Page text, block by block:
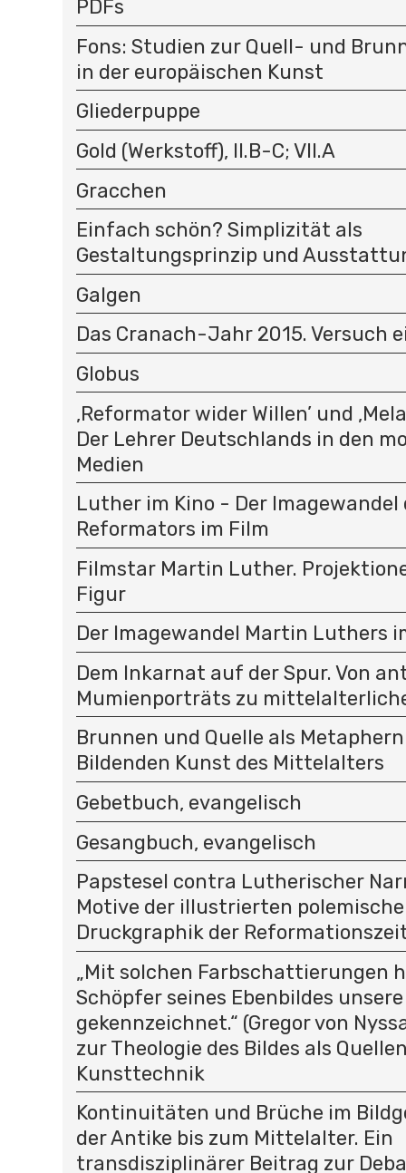
PDFs
Fons: Studien zur Quell- und
in der europäischen Kunst
Gliederpuppe
Gold (Werkstoff), II.B-C; VII.A
Gracchen
Einfach schön? Simplizität als
Gestaltungsprinzip und
Galgen
Das Cranach-Jahr 2015. Versuch
Globus
‚Reformator wider Willen’ und
Der Lehrer Deutschlands in den
Medien
Luther im Kino - Der Imagewandel
Reformators im Film
Filmstar Martin Luther.
Figur
Der Imagewandel Martin Luthers
Dem Inkarnat auf der Spur. Von
Mumienporträts zu
Brunnen und Quelle als
Bildenden Kunst des Mittelalters
Gebetbuch, evangelisch
Gesangbuch, evangelisch
Papstesel contra Lutherischer
Motive der illustrierten
Druckgraphik der
„Mit solchen Farbschattierungen
Schöpfer seines Ebenbildes
gekennzeichnet.“ (Gregor von
zur Theologie des Bildes als
Kunsttechnik
Kontinuitäten und Brüche im
der Antike bis zum Mittelalter. Ein
transdisziplinärer Beitrag zur